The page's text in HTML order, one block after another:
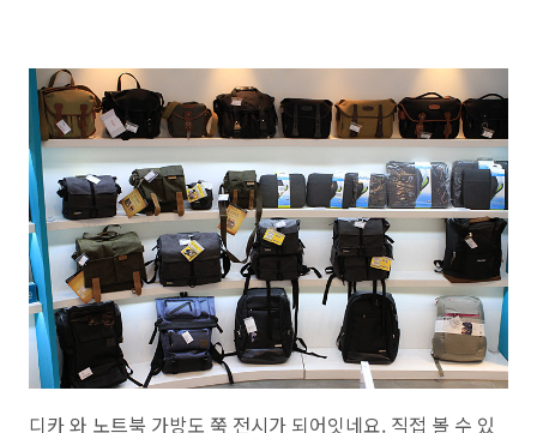
디카 와 노트북 가방도 쭉 전시가 되어잇네요. 직접 볼 수 있